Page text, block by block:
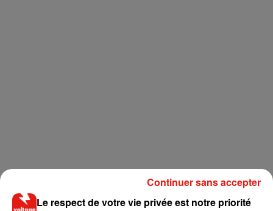
Le respect de votre vie privée est notre priorité
Continuer sans accepter